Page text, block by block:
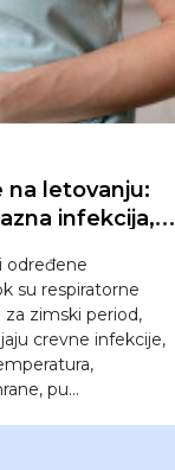
letovanju:
infekcija, a
određene
su respiratorne
zimski period,
crevne infekcije,
pu...